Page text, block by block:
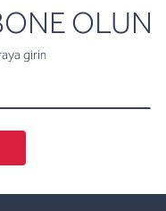
OLUN
girin